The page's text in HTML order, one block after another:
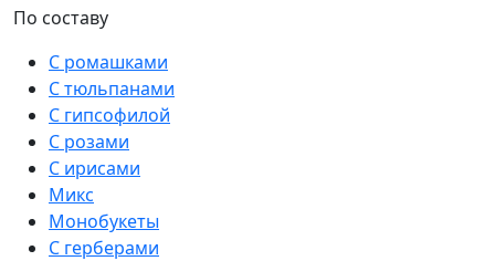
По составу
С ромашками
С тюльпанами
С гипсофилой
С розами
С ирисами
Микс
Монобукеты
С герберами